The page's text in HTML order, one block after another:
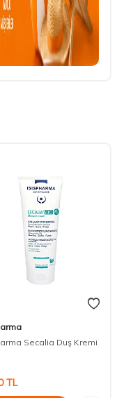
Secalia Duş Kremi
TL